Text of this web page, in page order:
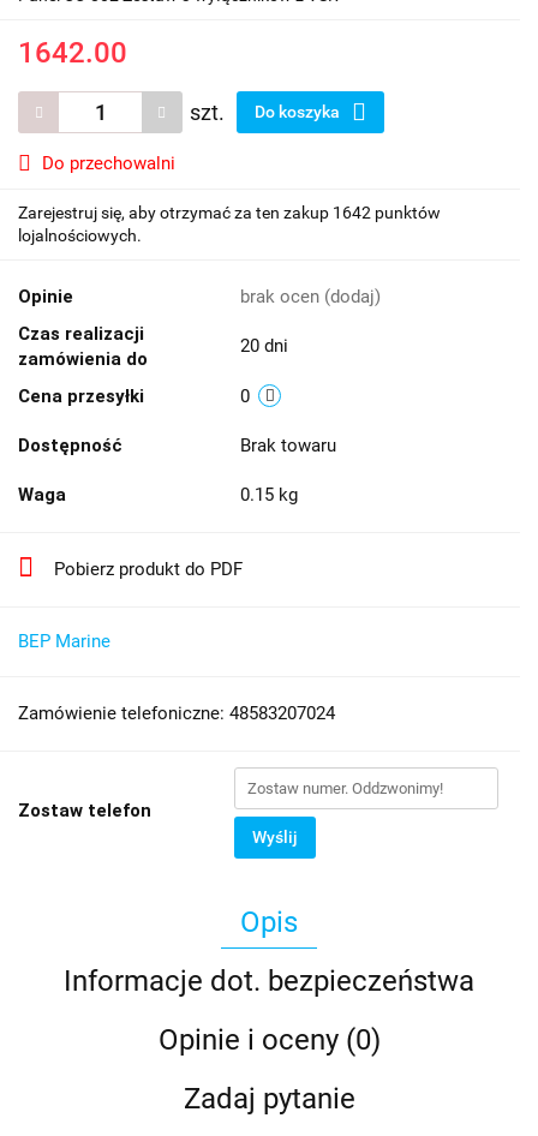
1642.00
szt. Do koszyka
Do przechowalni
Zarejestruj się, aby otrzymać za ten zakup 1642 punktów
lojalnościowych.
Opinie brak ocen (dodaj)
Czas realizacji
zamówienia do
20 dni
Cena przesyłki 0
Dostępność Brak towaru
Waga 0.15 kg
Pobierz produkt do PDF
BEP Marine
Zamówienie telefoniczne: 48583207024
Zostaw telefon
Wyślij
Opis
Informacje dot. bezpieczeństwa
Opinie i oceny (0)
Zadaj pytanie